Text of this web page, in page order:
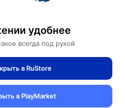
удобнее
всегда под рукой
в RuStore
в PlayMarket
ниацинамиды и золото
увлажнение, омоложение
кожи лица
для всех типов кожи